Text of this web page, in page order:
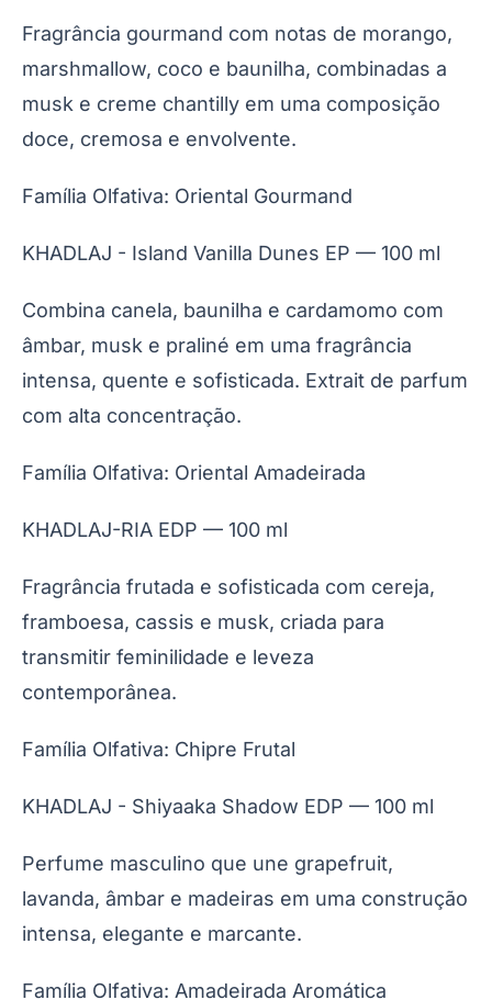
Fragrância gourmand com notas de morango,
marshmallow, coco e baunilha, combinadas a
musk e creme chantilly em uma composição
doce, cremosa e envolvente.
Família Olfativa: Oriental Gourmand
KHADLAJ - Island Vanilla Dunes EP — 100 ml
Combina canela, baunilha e cardamomo com
âmbar, musk e praliné em uma fragrância
intensa, quente e sofisticada. Extrait de parfum
com alta concentração.
Família Olfativa: Oriental Amadeirada
KHADLAJ-RIA EDP — 100 ml
Fragrância frutada e sofisticada com cereja,
framboesa, cassis e musk, criada para
transmitir feminilidade e leveza
contemporânea.
Família Olfativa: Chipre Frutal
KHADLAJ - Shiyaaka Shadow EDP — 100 ml
Perfume masculino que une grapefruit,
lavanda, âmbar e madeiras em uma construção
intensa, elegante e marcante.
Família Olfativa: Amadeirada Aromática